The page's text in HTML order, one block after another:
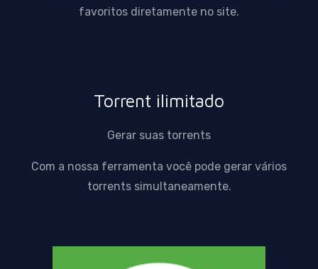
favoritos diretamente no site.
Torrent ilimitado
Gerar suas torrents
Com a nossa ferramenta você pode gerar vários
torrents simultaneamente.